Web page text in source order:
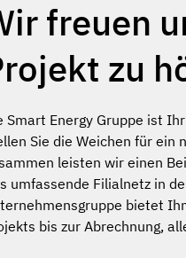
freuen
zu
Smart Energy Gruppe ist
Sie die Weichen für ein
leisten wir einen
umfassende Filialnetz in
bietet
bis zur Abrechnung,